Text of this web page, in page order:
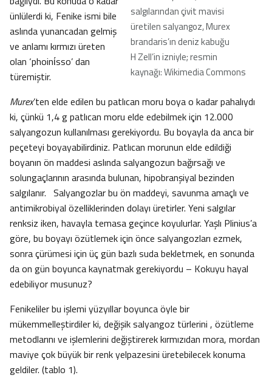
salgılarından çivit mavisi
üretilen salyangoz, Murex
brandaris’ın deniz kabuğu
H Zell’in izniyle; resmin
kaynağı: Wikimedia Commons
ünlülerdi ki, Fenike ismi bile
aslında yunancadan gelmiş
ve anlamı kırmızı üreten
olan ‘phoinίsso’ dan
türemiştir.
Murex’ten elde edilen bu patlıcan moru boya o kadar pahalıydı
ki, çünkü 1,4 g patlıcan moru elde edebilmek için 12.000
salyangozun kullanılması gerekiyordu. Bu boyayla da anca bir
peçeteyi boyayabilirdiniz. Patlıcan morunun elde edildiği
boyanın ön maddesi aslında salyangozun bağırsağı ve
solungaçlarının arasında bulunan, hipobranşiyal bezinden
salgılanır. Salyangozlar bu ön maddeyi, savunma amaçlı ve
antimikrobiyal özelliklerinden dolayı üretirler. Yeni salgılar
renksiz iken, havayla temasa geçince koyulurlar. Yaşlı Plinius’a
göre, bu boyayı özütlemek için önce salyangozları ezmek,
sonra çürümesi için üç gün bazlı suda bekletmek, en sonunda
da on gün boyunca kaynatmak gerekiyordu – Kokuyu hayal
edebiliyor musunuz?
Fenikeliler bu işlemi yüzyıllar boyunca öyle bir
mükemmelleştirdiler ki, değişik salyangoz türlerini , özütleme
metodlarını ve işlemlerini değiştirerek kırmızıdan mora, mordan
maviye çok büyük bir renk yelpazesini üretebilecek konuma
geldiler. (tablo 1).